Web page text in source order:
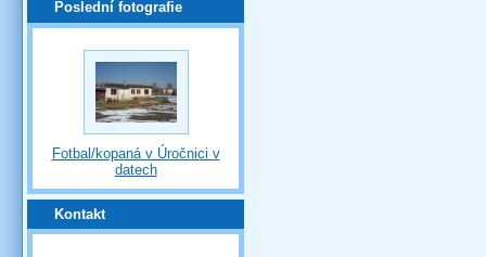
Poslední fotografie
Fotbal/kopaná v Úročnici v
datech
Kontakt